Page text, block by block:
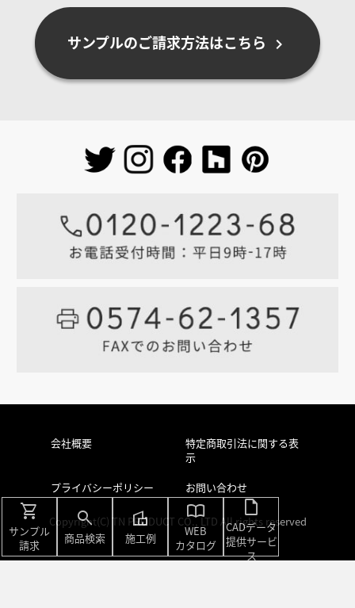
shopping_cart
サンプル
請求
search
商品検索
villa
施工例
import_contacts
WEB
カタログ
draft
CADデータ
提供サービ
ス
サンプルのご請求方法はこちら chevron_right
会社概要
特定商取引法に関する表
示
プライバシーポリシー
お問い合わせ
Copyright(C) TN PRODUCT CO., LTD All rights reserved